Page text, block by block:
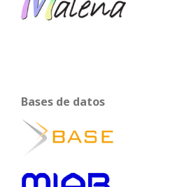
Bases de datos